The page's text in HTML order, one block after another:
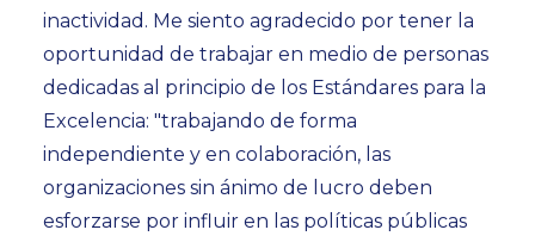
inactividad. Me siento agradecido por tener la
oportunidad de trabajar en medio de personas
dedicadas al principio de los Estándares para la
Excelencia: "trabajando de forma
independiente y en colaboración, las
organizaciones sin ánimo de lucro deben
esforzarse por influir en las políticas públicas